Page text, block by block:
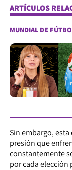
ARTÍCULOS
MUNDIAL DE
Sin embargo,
presión que
constantemente
por cada elección